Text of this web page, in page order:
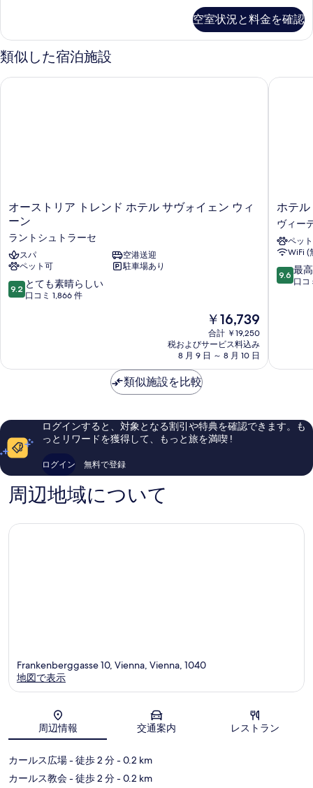
る
べ
て
写
Single
bed
の
細
空室状況と料金を確認
類似した宿泊施設
オ
ー
ト
リ
ア
ト
レ
サ
ェ
ウ
ィ
ラ
ン
シ
オーストリア トレンド ホテル サヴォイェン ウィ
ーン
ラントシュトラーセ
スパ
空港送迎
ペット可
駐車場あり
10
段
も
し
口
コ
1,866
件
の
口
9.2 とても素晴らしい
口コミ 1,866 件
現
在
の
料
金
￥16,739
合計 ￥19,250
税およびサービス料込み
8 月 9 日 ～ 8 月 10 日
オーストリア トレンド ホテル サヴォイェン ウィーン
ホ
テ
ル
エ
ァ
ッ
ツ
ラ
ヴ
ィ
ホテル
ヴィー
ペッ
WiFi (
10
段
素
い、
口
口
9.6 最
口コ
ホテル
類似施設を比較
ログインすると、対象となる割引や特典を確認できます。も
っとリワードを獲得して、もっと旅を満喫 !
ログイン 無料で登録
周辺地域について
地図
Frankenberggasse 10, Vienna, Vienna, 1040
地図で表示
周辺情報 交通案内 レストラン
カールス広場- 徒歩 2 分- 0.2 km
カールス教会- 徒歩 2 分- 0.2 km